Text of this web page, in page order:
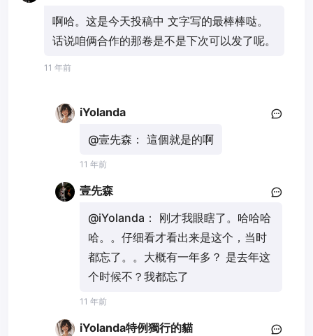
啊哈。这是今天投稿中 文字写的最棒棒哒。
话说咱俩合作的那卷是不是下次可以发了呢。
11 年前
iYolanda
@壹先森： 這個就是的啊
11 年前
壹先森
@iYolanda：
刚才我眼瞎了。哈哈哈
哈。。仔细看才看出来是这个，当时
都忘了。。大概有一年多？ 是去年这
个时候不？我都忘了
11 年前
iYolanda特例獨行的貓